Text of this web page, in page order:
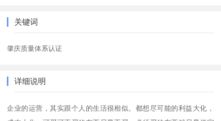
关键词
肇庆质量体系认证
详细说明
企业的运营，其实跟个人的生活很相似。都想尽可能的利益大化，